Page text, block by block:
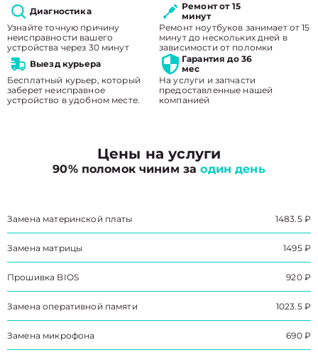
Диагностика
Узнайте точную причину
неисправности вашего
устройства через 30 минут
Ремонт от 15
минут
Ремонт ноутбуков занимает от 15
минут до нескольких дней в
зависимости от поломки
Выезд курьера
Бесплатный курьер, который
заберет неисправное
устройство в удобном месте.
Гарантия до 36
мес
На услуги и запчасти
предоставленные нашей
компанией
Цены на услуги
90% поломок чиним заодин день
Замена материнской платы 1483.5 ₽
Замена матрицы 1495 ₽
Прошивка BIOS 920 ₽
Замена оперативной памяти 1023.5 ₽
Замена микрофона 690 ₽